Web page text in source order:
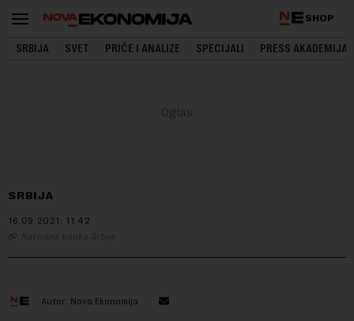
SHOP
SRBIJA SVET PRIČE I ANALIZE SPECIJALI PRESS AKADEMIJA
SRBIJA
16.09.2021. 11:42
Narodna banka Srbije
Autor: Nova Ekonomija